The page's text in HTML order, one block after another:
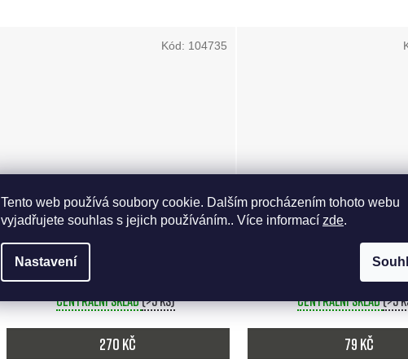
Tento web používá soubory cookie. Dalším procházením tohoto webu
vyjadřujete souhlas s jejich používáním.. Více informací zde.
Nastavení
Zásobník AEP 18C/Auto 9
Centrální sklad(>5 ks)
270 Kč
Kód: 104735
Zásobník P2340 - ele. -
Centrální sklad(>5
79 Kč